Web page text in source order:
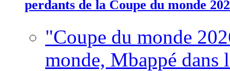
perdants de la Coupe du monde
"Coupe du monde
monde, Mbappé dans